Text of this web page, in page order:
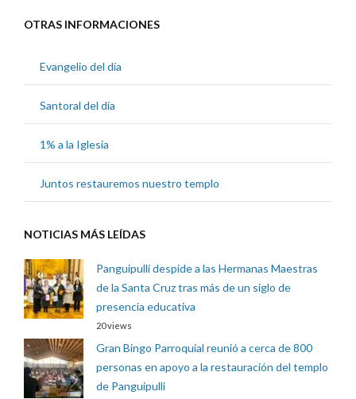
OTRAS INFORMACIONES
Evangelio del día
Santoral del día
1% a la Iglesia
Juntos restauremos nuestro templo
NOTICIAS MÁS LEÍDAS
Panguipulli despide a las Hermanas Maestras
de la Santa Cruz tras más de un siglo de
presencia educativa
20 views
Gran Bingo Parroquial reunió a cerca de 800
personas en apoyo a la restauración del templo
de Panguipulli